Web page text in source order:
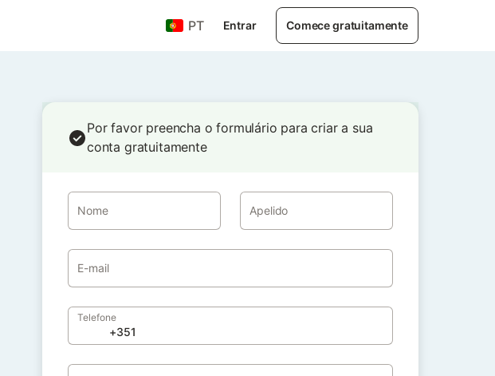
PT Entrar Comece gratuitamente
Por favor preencha o formulário para criar a sua
conta gratuitamente
Nome Apelido
E-mail
Telefone